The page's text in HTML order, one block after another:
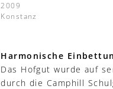
2009
Konstanz
Harmonische
Das Hofgut wurde auf
durch die Camphill